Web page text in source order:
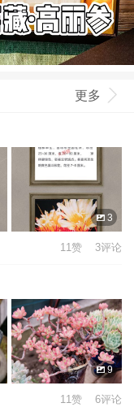
更多
3
11赞 3评论
9
11赞 6评论